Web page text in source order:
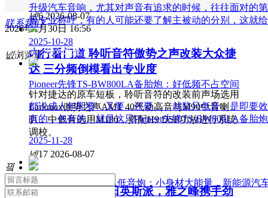
2026年1月30日 16:56
넶浏览量：0
넶6 2026-08-07
内行看门道 聆听音符傲势之声改装大众捷
达 三分频倒模看出专业度
针对捷达的原车短板，聆听音符的改装前声场选用
Larkmax傲势之声AMT 40气动高音与M90中音喇
叭，中低音选用M180，搭配H9 DSP功放进行系统
调校。
넶17 2026-08-07
中山道声改装本田英斯派，雅之峰携手劲
升级汽车音响，尤其对声音有追求的时候，往往面对的
等专业称呼，有的人可能还要了解主被动的分别，这就
2025-10-28
Pioneer先锋TS-BW800LA备胎炮：好低频不占空间
都说成人年即要…又要…还要…，就装只低音，是即要
有的，包有的。就是这只Pioneer先锋TS-BW800LA备胎
2025-11-28
Addictive尖锋PS200A低音炮：小身材大能量，新能源汽
联系我们
汽车音响，绝对发烧。
关于
关于我
끸